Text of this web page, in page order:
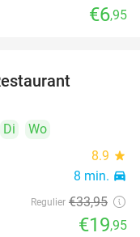
€6,95
Di
Wo
8.9 star
8 min. directions_car
Regulier €33,95
€19,95